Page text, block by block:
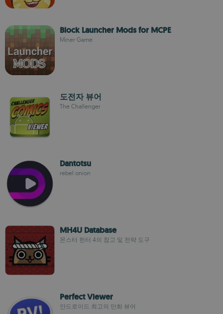
Block Launcher Mods for MCPE
Miner Game
도전자 뷰어
The Challenger
Dantotsu
rebel onion
MH4U Database
몬스터 헌터 4의 참고 및 전략 도구
Perfect Viewer
안드로이드 최고의 만화 뷰어